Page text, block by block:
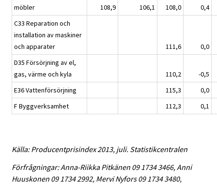
möbler
108,9 106,1 108,0
0,4
C33 Reparation och
installation av maskiner
och apparater
111,6
0,0
D35 Försörjning av el,
gas, värme och kyla
110,2
-0,5
E36 Vattenförsörjning
115,3
0,0
F Byggverksamhet
112,3 0,1
Källa: Producentprisindex 2013, juli. Statistikcentralen
Förfrågningar: Anna-Riikka Pitkänen 09 1734 3466, Anni
Huuskonen 09 1734 2992, Mervi Nyfors 09 1734 3480,